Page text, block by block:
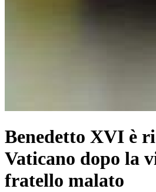
Benedetto XVI è
Vaticano dopo la
fratello malato